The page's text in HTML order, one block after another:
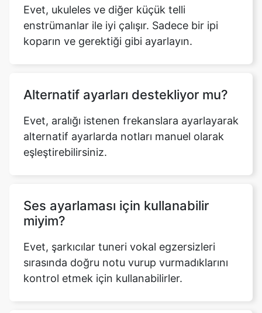
Evet, ukuleles ve diğer küçük telli
enstrümanlar ile iyi çalışır. Sadece bir ipi
koparın ve gerektiği gibi ayarlayın.
Alternatif ayarları destekliyor mu?
Evet, aralığı istenen frekanslara ayarlayarak
alternatif ayarlarda notları manuel olarak
eşleştirebilirsiniz.
Ses ayarlaması için kullanabilir
miyim?
Evet, şarkıcılar tuneri vokal egzersizleri
sırasında doğru notu vurup vurmadıklarını
kontrol etmek için kullanabilirler.